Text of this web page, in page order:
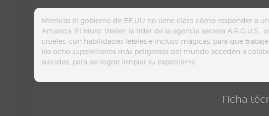
Mientras el gobierno de EE.UU no tiene claro cómo responder a
Amanda ‘El Muro’ Waller, la líder de la agencia secreta
crueles, con habilidades letales e incluso mágicas, para que
los ocho supervillanos más peligrosos del mundo acceden a
suicidas, para así lograr limpiar su expediente.
Ficha